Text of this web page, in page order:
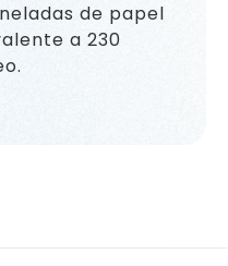
de papel
a 230